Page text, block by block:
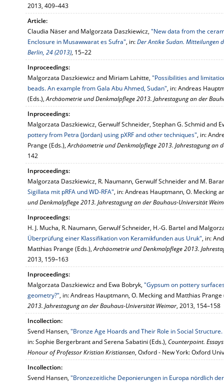
2013, 409–443
Article:
Claudia Näser and Malgorzata Daszkiewicz, "New data from the
Enclosure in Musawwarat es Sufra", in:Der Antike Sudan. Mitteilungen
Berlin, 24 (2013), 15–22
Inproceedings:
Malgorzata Daszkiewicz and Miriam Lahitte, "Possibilities and
beads. An example from Gala Abu Ahmed, Sudan", in: Andreas
(Eds.),Archäometrie und Denkmalpflege 2013. Jahrestagung an der
Inproceedings:
Malgorzata Daszkiewicz, Gerwulf Schneider, Stephan G. Schmid and
pottery from Petra (Jordan) using pXRF and other techniques", in:
Prange (Eds.),Archäometrie und Denkmalpflege 2013. Jahrestagung an
142
Inproceedings:
Malgorzata Daszkiewicz, R. Naumann, Gerwulf Schneider and M.
Sigillata mit pRFA und WD-RFA", in: Andreas Hauptmann, O. Mecking
und Denkmalpflege 2013. Jahrestagung an der Bauhaus-Universität
Inproceedings:
H. J. Mucha, R. Naumann, Gerwulf Schneider, H.-G. Bartel and
Überprüfung einer Klassifikation von Keramikfunden aus Uruk", in:
Matthias Prange (Eds.),Archäometrie und Denkmalpflege 2013.
2013, 159–163
Inproceedings:
Malgorzata Daszkiewicz and Ewa Bobryk, "Gypsum on pottery
geometry?", in: Andreas Hauptmann, O. Mecking and Matthias Prange
2013. Jahrestagung an der Bauhaus-Universität Weimar, 2013, 154–158
Incollection:
Svend Hansen, "Bronze Age Hoards and Their Role in Social
in: Sophie Bergerbrant and Serena Sabatini (Eds.), Counterpoint.
Honour of Professor Kristian Kristiansen, Oxford - New York: Oxford
Incollection:
Svend Hansen, "Bronzezeitliche Deponierungen in Europa nördlich